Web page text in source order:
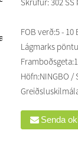
FOB verð:5 - 10
Lágmarks
Framboðsgeta:
Höfn:NINGBO /
Senda